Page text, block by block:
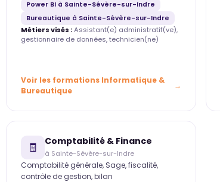
Power BI à Sainte-Sévère-sur-Indre
Bureautique à Sainte-Sévère-sur-Indre
Métiers visés :Assistant(e) administratif(ve),
gestionnaire de données, technicien(ne)
Voir les formations Informatique &
Bureautique
🧾 Comptabilité & Finance
à Sainte-Sévère-sur-Indre
Comptabilité générale, Sage, fiscalité,
contrôle de gestion, bilan